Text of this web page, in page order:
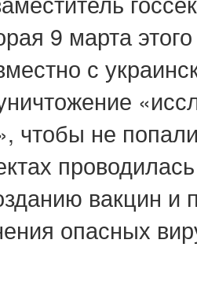
9 марта
с
чтобы не
вакцин и
опасных